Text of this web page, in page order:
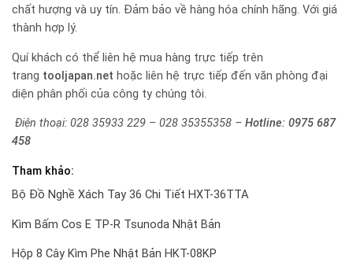
chất hượng và uy tín. Đảm bảo về hàng hóa chính hãng. Với giá
thành hợp lý.
Quí khách có thể liên hệ mua hàng trực tiếp trên
trang tooljapan.net hoặc liên hệ trực tiếp đến văn phòng đại
diện phân phối của công ty chúng tôi.
Điện thoại: 028 35933 229 – 028 35355358 – Hotline: 0975 687
458
Tham khảo:
Bộ Đồ Nghề Xách Tay 36 Chi Tiết HXT-36TTA
Kìm Bấm Cos E TP-R Tsunoda Nhật Bản
Hộp 8 Cây Kìm Phe Nhật Bản HKT-08KP